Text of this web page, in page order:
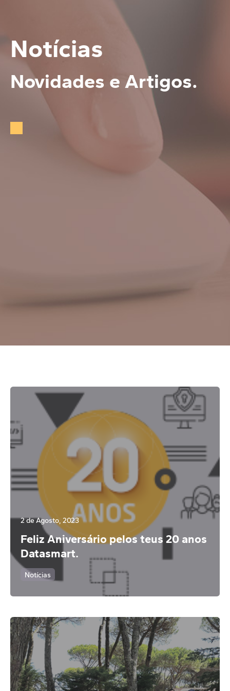
Notícias
Novidades e Artigos.
2 de Agosto, 2023
Feliz Aniversário pelos teus 20 anos
Datasmart.
Notícias